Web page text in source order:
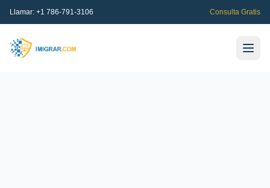
Llamar: +1 786-791-3106 Consulta Gratis